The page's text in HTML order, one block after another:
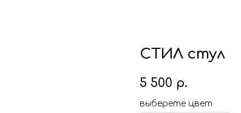
СТИЛ стул
5 500 р.
выберете цвет